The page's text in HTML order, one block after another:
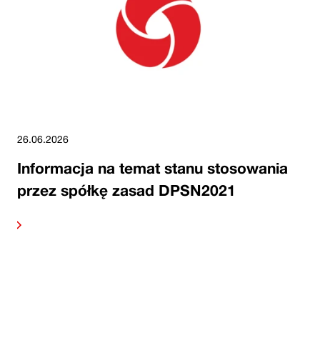
26.06.2026
Informacja na temat stanu stosowania
przez spółkę zasad DPSN2021